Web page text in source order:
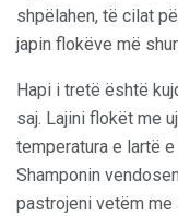
shpëlahen, të cilat
japin flokëve më
Hapi i tretë është
saj. Lajini flokët me
temperatura e lartë
Shamponin
pastrojeni vetëm me